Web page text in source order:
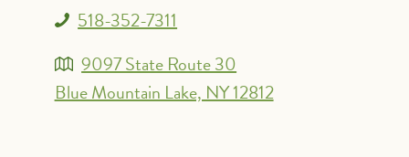
518-352-7311
9097 State Route 30
Blue Mountain Lake, NY 12812